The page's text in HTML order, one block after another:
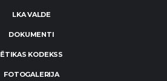
LKA VALDE
DOKUMENTI
ĒTIKAS KODEKSS
FOTOGALERIJA